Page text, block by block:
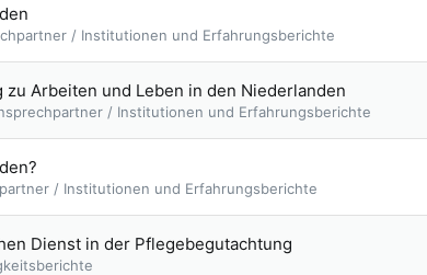
/ Institutionen und Erfahrungsberichte
Arbeiten und Leben in den Niederlanden
/ Institutionen und Erfahrungsberichte
/ Institutionen und Erfahrungsberichte
Dienst in der Pflegebegutachtung